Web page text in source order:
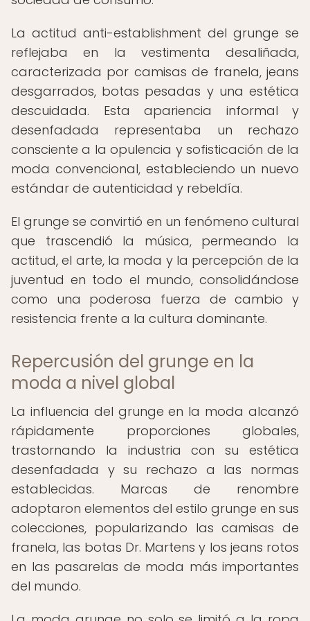
La actitud anti-establishment del grunge se
reflejaba en la vestimenta desaliñada,
caracterizada por camisas de franela, jeans
desgarrados, botas pesadas y una estética
descuidada. Esta apariencia informal y
desenfadada representaba un rechazo
consciente a la opulencia y sofisticación de la
moda convencional, estableciendo un nuevo
estándar de autenticidad y rebeldía.
El grunge se convirtió en un fenómeno cultural
que trascendió la música, permeando la
actitud, el arte, la moda y la percepción de la
juventud en todo el mundo, consolidándose
como una poderosa fuerza de cambio y
resistencia frente a la cultura dominante.
Repercusión del grunge en la
moda a nivel global
La influencia del grunge en la moda alcanzó
rápidamente proporciones globales,
trastornando la industria con su estética
desenfadada y su rechazo a las normas
establecidas. Marcas de renombre
adoptaron elementos del estilo grunge en sus
colecciones, popularizando las camisas de
franela, las botas Dr. Martens y los jeans rotos
en las pasarelas de moda más importantes
del mundo.